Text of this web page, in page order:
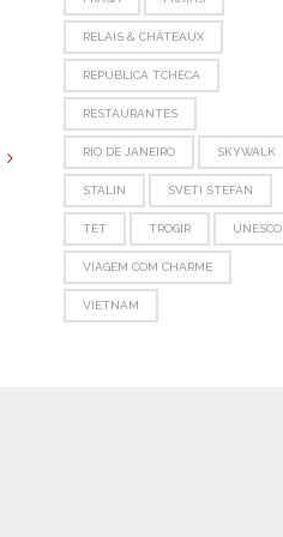
RELAIS & CHÂTEAUX
REPÚBLICA TCHECA
RESTAURANTES
RIO DE JANEIRO SKYWALK
STÁLIN SVETI STEFAN
TET TROGIR UNESCO
VIAGEM COM CHARME
VIETNAM